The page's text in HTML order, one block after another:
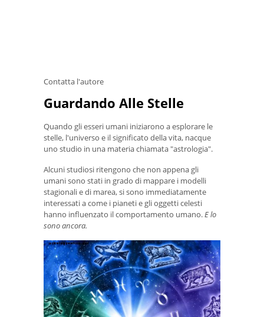
Contatta l'autore
Guardando Alle Stelle
Quando gli esseri umani iniziarono a esplorare le
stelle, l'universo e il significato della vita, nacque
uno studio in una materia chiamata "astrologia".
Alcuni studiosi ritengono che non appena gli
umani sono stati in grado di mappare i modelli
stagionali e di marea, si sono immediatamente
interessati a come i pianeti e gli oggetti celesti
hanno influenzato il comportamento umano.E lo
sono ancora.